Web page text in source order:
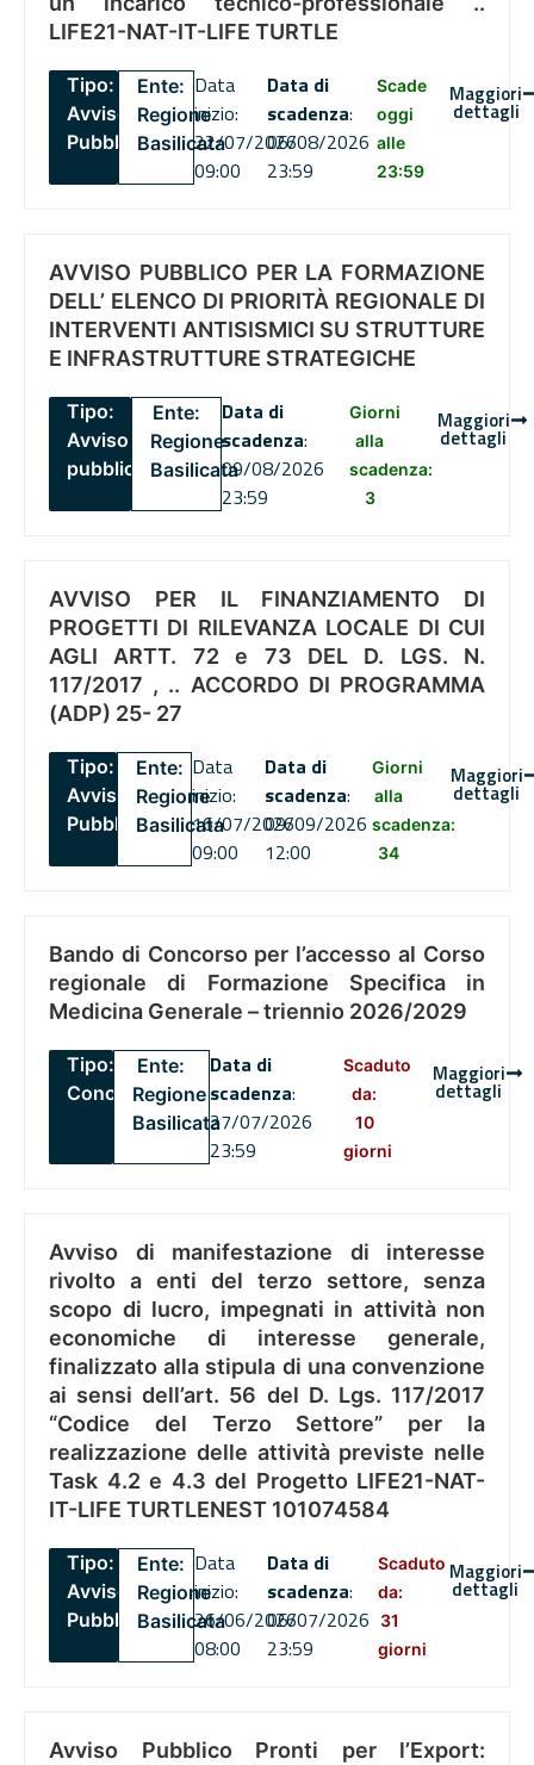
LIFE21-NAT-IT-LIFE TURTLE
Tipo:
Avviso
Pubblico
Ente:
Regione
Basilicata
Data
inizio:
22/07/2026
09:00
Data di
scadenza:
06/08/2026
23:59
Scade
oggi
alle
23:59
Maggiori
dettagli
AVVISO PUBBLICO PER LA FORMAZIONE
DELL’ ELENCO DI PRIORITÀ REGIONALE DI
INTERVENTI ANTISISMICI SU STRUTTURE
E INFRASTRUTTURE STRATEGICHE
Tipo:
Avviso
pubblico
Ente:
Regione
Basilicata
Data di
scadenza:
09/08/2026
23:59
Giorni
alla
scadenza:
3
Maggiori
dettagli
AVVISO PER IL FINANZIAMENTO DI
PROGETTI DI RILEVANZA LOCALE DI CUI
AGLI ARTT. 72 e 73 DEL D. LGS. N.
117/2017 , .. ACCORDO DI PROGRAMMA
(ADP) 25- 27
Tipo:
Avviso
Pubblico
Ente:
Regione
Basilicata
Data
inizio:
16/07/2026
09:00
Data di
scadenza:
09/09/2026
12:00
Giorni
alla
scadenza:
34
Maggiori
dettagli
Bando di Concorso per l’accesso al Corso
regionale di Formazione Specifica in
Medicina Generale – triennio 2026/2029
Tipo:
Concorsi
Ente:
Regione
Basilicata
Data di
scadenza:
27/07/2026
23:59
Scaduto
da:
10
giorni
Maggiori
dettagli
Avviso di manifestazione di interesse
rivolto a enti del terzo settore, senza
scopo di lucro, impegnati in attività non
economiche di interesse generale,
finalizzato alla stipula di una convenzione
ai sensi dell’art. 56 del D. Lgs. 117/2017
“Codice del Terzo Settore” per la
realizzazione delle attività previste nelle
Task 4.2 e 4.3 del Progetto LIFE21-NAT-
IT-LIFE TURTLENEST 101074584
Tipo:
Avviso
Pubblico
Ente:
Regione
Basilicata
Data
inizio:
26/06/2026
08:00
Data di
scadenza:
06/07/2026
23:59
Scaduto
da:
31
giorni
Maggiori
dettagli
Avviso Pubblico Pronti per l’Export: